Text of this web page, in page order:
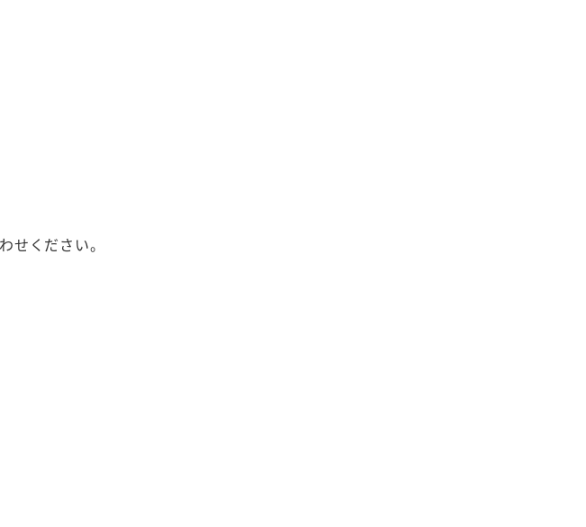
せください。